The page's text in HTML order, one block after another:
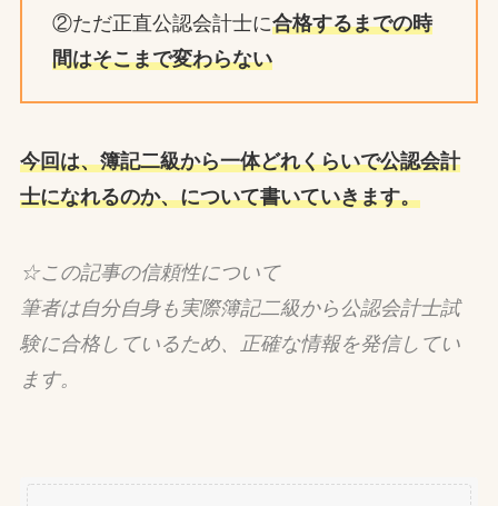
②ただ正直公認会計士に合格するまでの時
間はそこまで変わらない
今回は、簿記二級から一体どれくらいで公認会計
士になれるのか、について書いていきます。
☆この記事の信頼性について
筆者は自分自身も実際簿記二級から公認会計士試
験に合格しているため、正確な情報を発信してい
ます。